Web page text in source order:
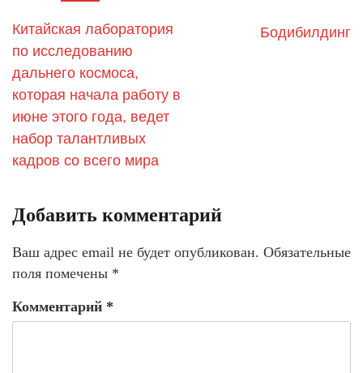
Китайская лаборатория
по исследованию
дальнего космоса,
которая начала работу в
июне этого года, ведет
набор талантливых
кадров со всего мира
Бодибилдинг
Добавить комментарий
Ваш адрес email не будет опубликован. Обязательные
поля помечены *
Комментарий *